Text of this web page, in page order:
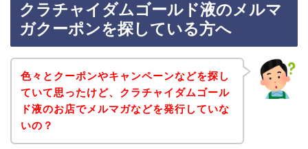
クラチャイダムゴールド液のメルマ
ガクーポンを探している方へ
色々とクーポンやキャンペーンなどを探し
ていて思ったけど、クラチャイダムゴール
ド液のお店でメルマガなどを発行していな
いの？